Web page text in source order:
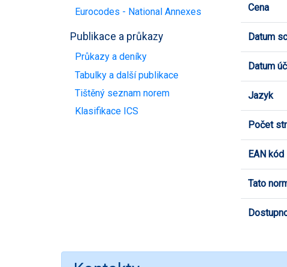
Eurocodes - National Annexes
Publikace a průkazy
Průkazy a deníky
Tabulky a další publikace
Tištěný seznam norem
Klasifikace ICS
Cena
Datum
Datum
Jazyk
Počet
EAN kód
Tato